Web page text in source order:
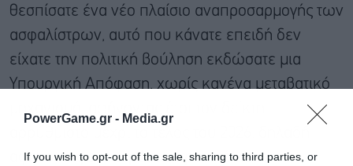
PowerGame.gr - Media.gr
If you wish to opt-out of the sale, sharing to third parties, or
θεσπίσατε ένα νέο πλαίσιο αναπροσαρμογής των
ασφαλίστρων, αυτό που κάνατε επειδή δεν
είχατε την πολιτική βούληση εκδώσατε μια
Υπουργική Απόφαση, χωρίς κανένα μεταβατικό
αφήνοντας ένα τεράστιο χρονικό κενό και